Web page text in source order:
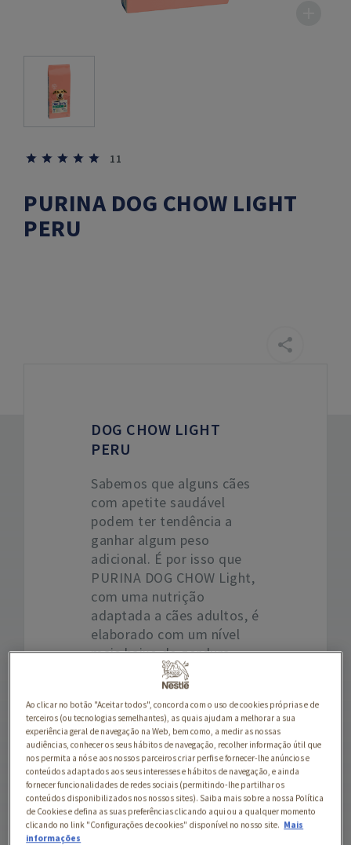
11
PURINA DOG CHOW LIGHT
PERU
DOG CHOW LIGHT
PERU
Sabemos que alguns cães
com apetite saudável
podem ter tendência a
ganhar algum peso
adicional. É por isso que
PURINA DOG CHOW Light,
com uma nutrição
adaptada a cães adultos, é
elaborado com um nível
mais baixo de gordura
para assegurar que o seu
cão tenha uma condição
corporal ideal, e esteja
pronto para explorar o
mundo e divertir-se!
É também formulado com
ingredientes naturais
selecionados e prébiótico
natural, para suportar a
Ao clicar no botão "Aceitar todos", concorda com o uso de cookies próprias e de
terceiros (ou tecnologias semelhantes), as quais ajudam a melhorar a sua
experiência geral de navegação na Web, bem como, a medir as nossas
audiências, conhecer os seus hábitos de navegação, recolher informação útil que
nos permita a nós e aos nossos parceiros criar perfis e fornecer-lhe anúncios e
conteúdos adaptados aos seus interesses e hábitos de navegação, e ainda
fornecer funcionalidades de redes sociais (permitindo-lhe partilhar os
conteúdos disponibilizados nos nossos sites). Saiba mais sobre a nossa Política
de Cookies e defina as suas preferências clicando aqui ou a qualquer momento
clicando no link "Configurações de cookies" disponível no nosso site. Mais
informações